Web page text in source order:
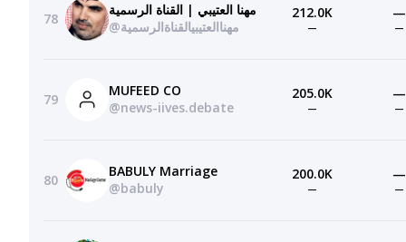
78
مهنا العتيبي | القناة الرسمية
@مهناالعتيبيالقناةالرسمية
212.0K
—
—
—
79
MUFEED CO
@news-iives.debate
205.0K
—
—
—
80
BABULY Marriage
@babuly
200.0K
—
—
—